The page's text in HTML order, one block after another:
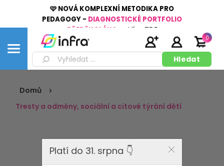
🩷 NOVÁ KOMPLEXNÍ METODIKA PRO
PEDAGOGY - DIAGNOSTICKÉ PORTFOLIO
PŘEDŠKOLÁKA
Více ZDE
0
Domů
Tresty a odměny, sociální a citové týrání dětí
Platí do 31. srpna 👇